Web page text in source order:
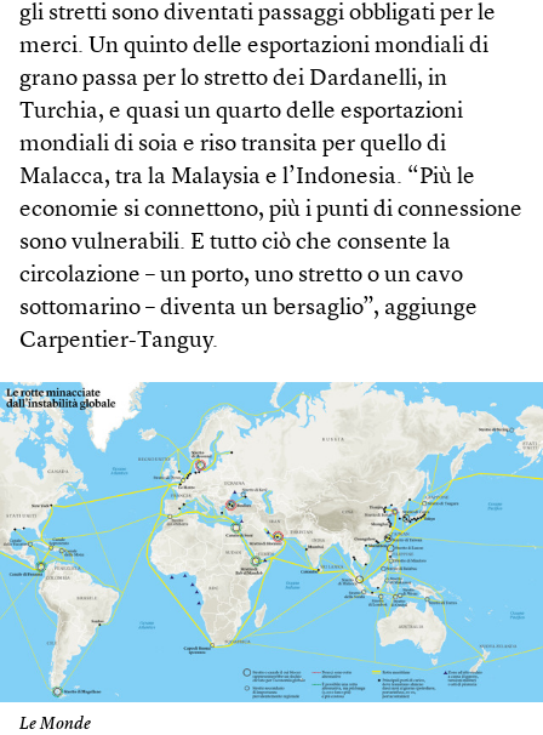
gli stretti sono diventati passaggi obbligati per le
merci. Un quinto delle esportazioni mondiali di
grano passa per lo stretto dei Dardanelli, in
Turchia, e quasi un quarto delle esportazioni
mondiali di soia e riso transita per quello di
Malacca, tra la Malaysia e l’Indonesia. “Più le
economie si connettono, più i punti di connessione
sono vulnerabili. E tutto ciò che consente la
circolazione – un porto, uno stretto o un cavo
sottomarino – diventa un bersaglio”, aggiunge
Carpentier-Tanguy.
Le Monde